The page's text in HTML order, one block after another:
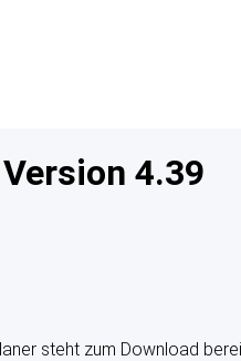
4.39
Mastplaner